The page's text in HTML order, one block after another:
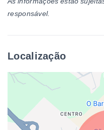
responsável.
Localização